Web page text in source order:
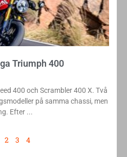
Triumph 400
400 och Scrambler 400 X. Två
på samma chassi, men
Efter
2 3 4